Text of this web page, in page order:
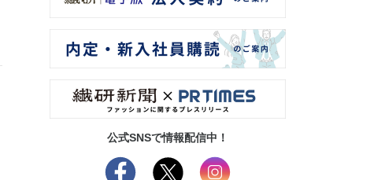
公式SNSで情報配信中！